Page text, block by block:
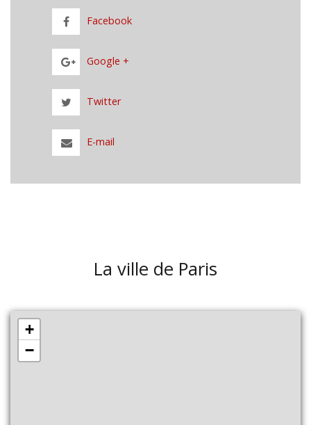
Facebook
Google +
Twitter
E-mail
La ville de Paris
+
−